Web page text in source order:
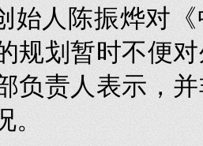
始人陈振烨对
规划暂时不便
负责人表示，